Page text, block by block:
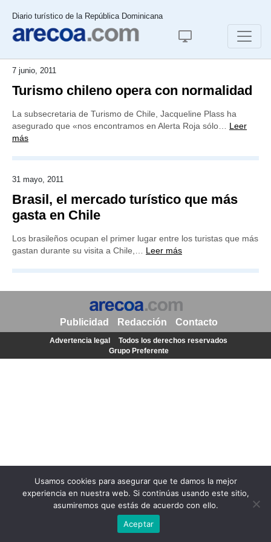
Diario turístico de la República Dominicana
7 junio, 2011
Turismo chileno opera con normalidad
La subsecretaria de Turismo de Chile, Jacqueline Plass ha
asegurado que «nos encontramos en Alerta Roja sólo… Leer
más
31 mayo, 2011
Brasil, el mercado turístico que más
gasta en Chile
Los brasileños ocupan el primer lugar entre los turistas que más
gastan durante su visita a Chile,… Leer más
Usamos cookies para asegurar que te damos la mejor
experiencia en nuestra web. Si continúas usando este sitio,
asumiremos que estás de acuerdo con ello.
Aceptar
Publicidad Redacción Contacto
Advertencia legal
Todos los derechos reservados
Grupo Preferente